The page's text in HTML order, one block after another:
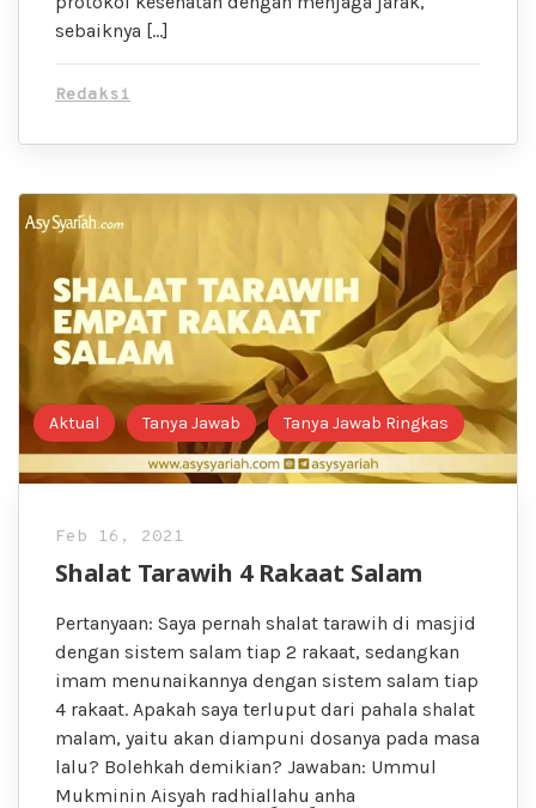
sebaiknya […]
Redaksi
Aktual Tanya Jawab Tanya Jawab Ringkas
Feb 16, 2021
Shalat Tarawih 4 Rakaat Salam
Pertanyaan: Saya pernah shalat tarawih di masjid
dengan sistem salam tiap 2 rakaat, sedangkan
imam menunaikannya dengan sistem salam tiap
4 rakaat. Apakah saya terluput dari pahala shalat
malam, yaitu akan diampuni dosanya pada masa
lalu? Bolehkah demikian? Jawaban: Ummul
Mukminin Aisyah radhiallahu anha